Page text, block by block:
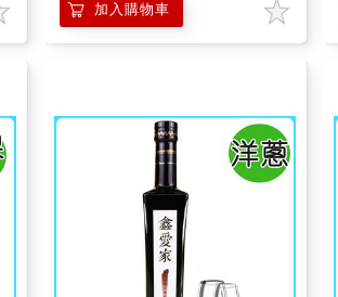
加入購物車